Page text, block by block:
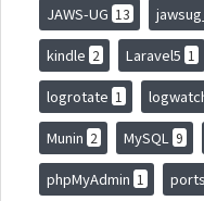
JAWS-UG 13
kindle 2 Laravel5 1
logrotate 1
Munin 2 MySQL 9
phpMyAdmin 1 ports